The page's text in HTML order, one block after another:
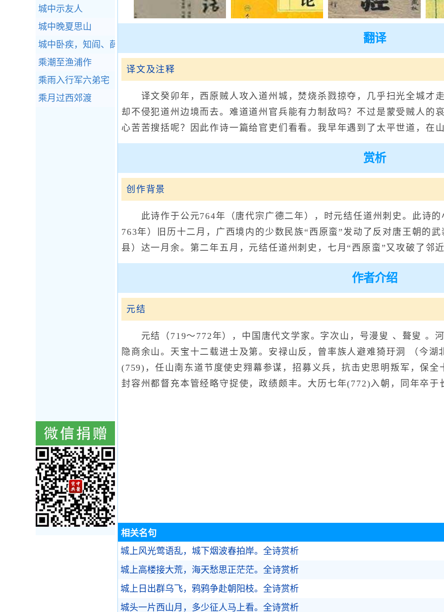
翻译
译文及注释
译文癸卯年，西原贼人攻入道州城，焚烧杀戮掠夺，几乎扫光全城才
却不侵犯道州边境而去。难道道州官兵能有力制敌吗？不过是蒙受贼人的
心苦苦搜括呢？因此作诗一篇给官吏们看看。我早年遇到了太平世道，在
赏析
创作背景
此诗作于公元764年（唐代宗广德二年），时元结任道州刺史。此诗的
763年）旧历十二月，广西境内的少数民族“西原蛮”发动了反对唐王朝的
县）达一月余。第二年五月，元结任道州刺史，七月“西原蛮”又攻破了邻
作者介绍
元结
元结（719～772年），中国唐代文学家。字次山，号漫叟 、聱叟 。
隐商余山。天宝十二载进士及第。安禄山反，曾率族人避难猗玗洞 （今
(759)，任山南东道节度使史翙幕参谋，招募义兵，抗击史思明叛军，保
封容州都督充本管经略守捉使，政绩颇丰。大历七年(772)入朝，同年卒于
相关名句
城上风光莺语乱，城下烟波春拍岸。 全诗赏析
城上高楼接大荒，海天愁思正茫茫。 全诗赏析
城上日出群乌飞，鸦鸦争赴朝阳枝。 全诗赏析
城头一片西山月，多少征人马上看。 全诗赏析
城中示友人
城中晚夏思山
城中卧疾，知阎、薛二子屡从邑令饮，因以赠之
乘潮至渔浦作
乘雨入行军六弟宅
乘月过西郊渡